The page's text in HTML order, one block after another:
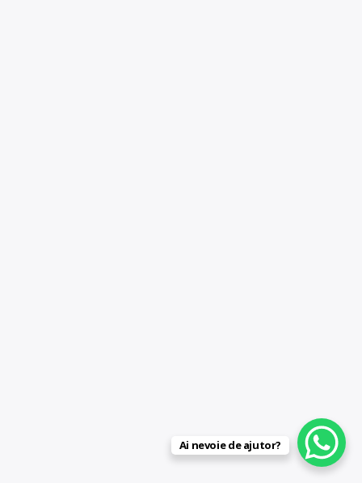
Ai nevoie de ajutor?